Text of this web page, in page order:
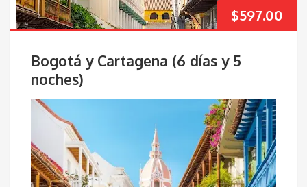
$597.00
Bogotá y Cartagena (6 días y 5
noches)